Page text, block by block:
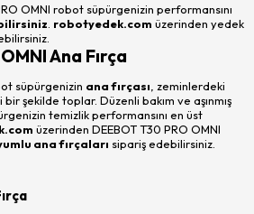
OMNI robot süpürgenizin performansını
robotyedek.com üzerinden yedek
Ana Fırça
süpürgenizin ana fırçası , zeminlerdeki
şekilde toplar. Düzenli bakım ve aşınmış
temizlik performansını en üst
üzerinden DEEBOT T30 PRO OMNI
ana fırçaları sipariş edebilirsiniz.